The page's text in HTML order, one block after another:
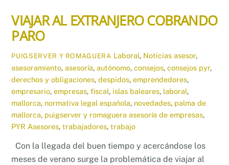
VIAJAR AL EXTRANJERO COBRANDO
PARO
PUIGSERVER Y ROMAGUERA Laboral, Noticias asesor,
asesoramiento,asesoría,autónomo,consejos,consejos pyr,
derechos y obligaciones,despidos,emprendedores,
empresario,empresas,fiscal, islas baleares, laboral,
mallorca, normativa legal española, novedades, palma de
mallorca, puigserver y romaguera asesoría de empresas,
PYR Asesores,trabajadores,trabajo
Con la llegada del buen tiempo y acercándose los
meses de verano surge la problemática de viajar al